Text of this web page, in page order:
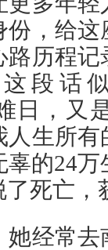
，给
历程
段话
日，又
人生所
的24
死亡，
经常去